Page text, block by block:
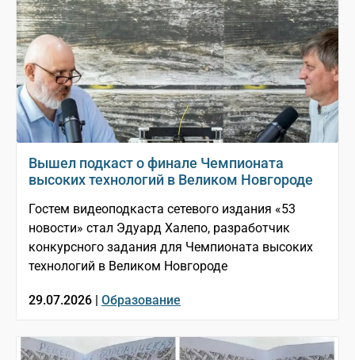
Вышел подкаст о финале Чемпионата
высоких технологий в Великом Новгороде
Гостем видеоподкаста сетевого издания «53
новости» стал Эдуард Халепо, разработчик
конкурсного задания для Чемпионата высоких
технологий в Великом Новгороде
29.07.2026 | Образование